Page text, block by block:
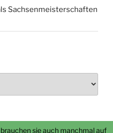
Sachsenmeisterschaften
sie auch manchmal auf